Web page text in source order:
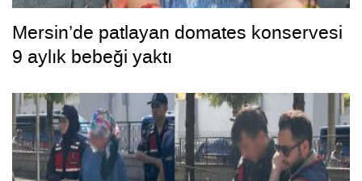
Mersin’de patlayan domates konservesi
9 aylık bebeği yaktı